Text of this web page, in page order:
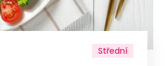
Střední